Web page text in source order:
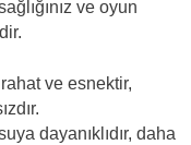
ve oyun
ve esnektir,
dayanıklıdır, daha